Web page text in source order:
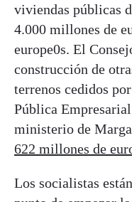
viviendas públicas
4.000 millones de
europe0s. El
construcción de
terrenos cedidos
Pública
ministerio de
622 millones de
Los socialistas